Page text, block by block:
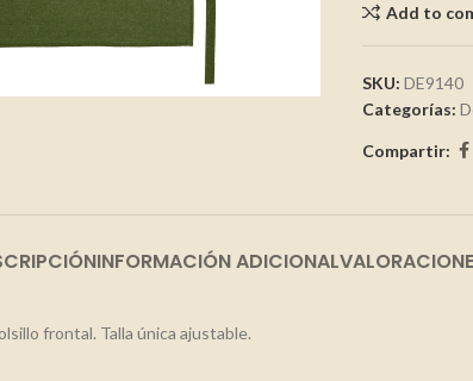
Add to
SKU: DE9140
Categorías:
Compartir:
INFORMACIÓN ADICIONAL
frontal. Talla única ajustable.